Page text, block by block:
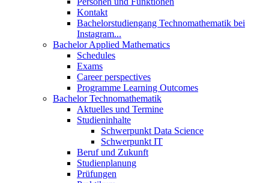
Kontakt
Bachelorstudiengang Technomathematik bei
Instagram...
Bachelor Applied Mathematics
Schedules
Exams
Career perspectives
Programme Learning Outcomes
Bachelor Technomathematik
Aktuelles und Termine
Studieninhalte
Schwerpunkt Data Science
Schwerpunkt IT
Beruf und Zukunft
Studienplanung
Prüfungen